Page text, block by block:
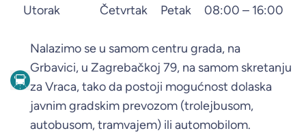
Utorak Četvrtak Petak 08:00 – 16:00
Nalazimo se u samom centru grada, na
Grbavici, u Zagrebačkoj 79, na samom skretanju
za Vraca, tako da postoji mogućnost dolaska
javnim gradskim prevozom (trolejbusom,
autobusom, tramvajem) ili automobilom.